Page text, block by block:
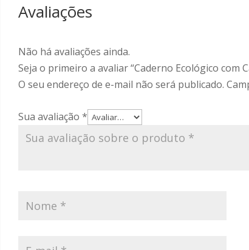
Avaliações
Não há avaliações ainda.
Seja o primeiro a avaliar “Caderno Ecológico com
O seu endereço de e-mail não será publicado.
Sua avaliação *